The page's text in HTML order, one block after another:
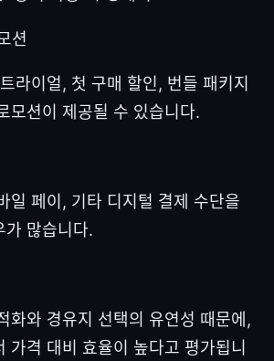
션
라이얼, 첫 구매 할인, 번들 패키지
모션이 제공될 수 있습니다.
일 페이, 기타 디지털 결제 수단을
가 많습니다.
화와 경유지 선택의 유연성 때문에,
가격 대비 효율이 높다고 평가됩니